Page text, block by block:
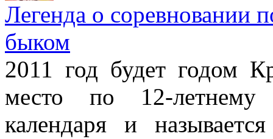
Легенда о соревновании
быком
2011 год будет годом
место по 12-летнему
календаря и